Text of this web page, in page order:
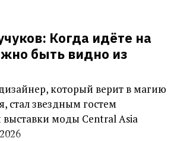
Когда идёте на
быть видно из
который верит в магию
стал звездным гостем
моды Central Asia